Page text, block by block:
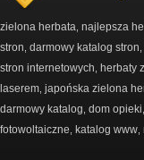
zielona herbata najlepsza
stron darmowy katalog stron
stron internetowych
herbaty
laserem japońska zielona
darmowy katalog dom opieki
fotowoltaiczne
katalog www